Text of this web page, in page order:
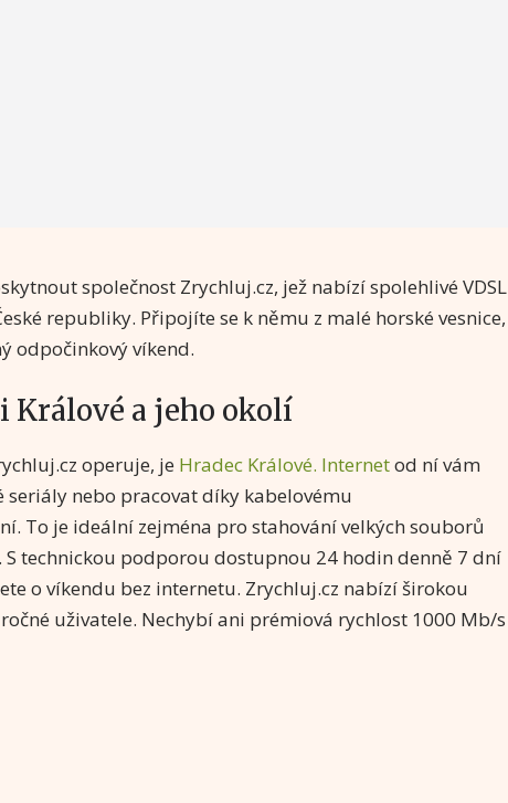
společnost Zrychluj.cz, jež nabízí spolehlivé VDSL
republiky. Připojíte se k němu z malé horské vesnice,
odpočinkový víkend.
Králové a jeho okolí
operuje, je Hradec Králové. Internetod ní vám
nebo pracovat díky kabelovému
To je ideální zejména pro stahování velkých souborů
technickou podporou dostupnou 24 hodin denně 7 dní
o víkendu bez internetu. Zrychluj.cz nabízí širokou
uživatele. Nechybí ani prémiová rychlost 1000 Mb/s